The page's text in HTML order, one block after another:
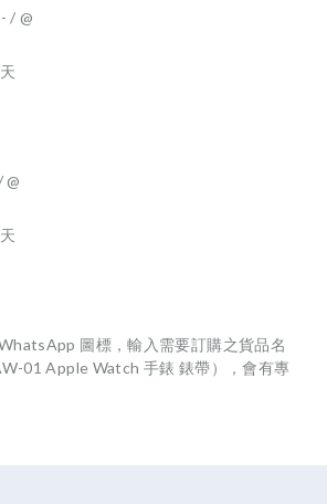
/ @
圖標，輸入需要訂購之貨品名
01 Apple Watch 手錶 錶帶），會有專